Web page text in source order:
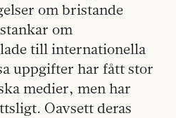
om bristande
om
till internationella
uppgifter har fått stor
medier, men har
Oavsett deras